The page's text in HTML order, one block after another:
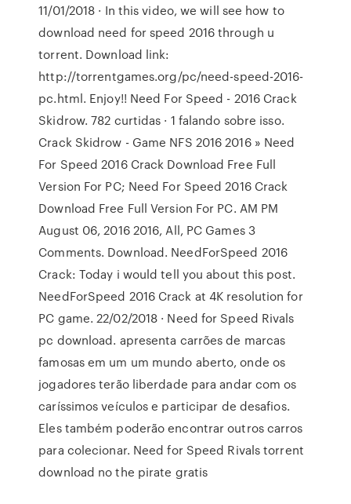
11/01/2018 · In this video, we will see how to
download need for speed 2016 through u
torrent. Download link:
http://torrentgames.org/pc/need-speed-2016-
pc.html. Enjoy!! Need For Speed - 2016 Crack
Skidrow. 782 curtidas · 1 falando sobre isso.
Crack Skidrow - Game NFS 2016 2016 » Need
For Speed 2016 Crack Download Free Full
Version For PC; Need For Speed 2016 Crack
Download Free Full Version For PC. AM PM
August 06, 2016 2016, All, PC Games 3
Comments. Download. NeedForSpeed 2016
Crack: Today i would tell you about this post.
NeedForSpeed 2016 Crack at 4K resolution for
PC game. 22/02/2018 · Need for Speed Rivals
pc download. apresenta carrões de marcas
famosas em um um mundo aberto, onde os
jogadores terão liberdade para andar com os
caríssimos veículos e participar de desafios.
Eles também poderão encontrar outros carros
para colecionar. Need for Speed Rivals torrent
download no the pirate gratis